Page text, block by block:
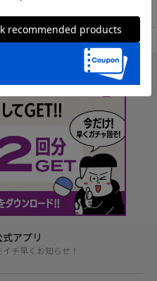
レビュー一覧
アプリ
チ早くお知らせ！